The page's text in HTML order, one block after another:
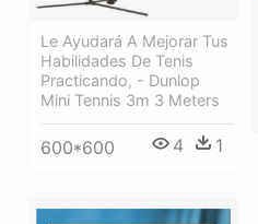
Le Ayudará A Mejorar Tus
Habilidades De Tenis
Practicando, - Dunlop
Mini Tennis 3m 3 Meters
600*600 4 1